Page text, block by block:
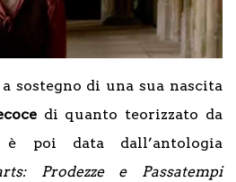
sostegno di una sua nascita
di quanto teorizzato da
è poi data dall’antologia
Prodezze e Passatempi